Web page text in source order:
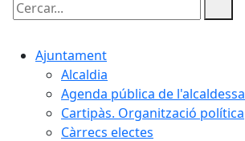
Cercar:
Ajuntament
Alcaldia
Agenda pública de l'alcaldessa
Cartipàs. Organització política
Càrrecs electes